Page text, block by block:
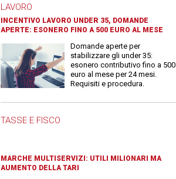
LAVORO
INCENTIVO LAVORO UNDER 35, DOMANDE
APERTE: ESONERO FINO A 500 EURO AL MESE
Domande aperte per
stabilizzare gli under 35:
esonero contributivo fino a 500
euro al mese per 24 mesi.
Requisiti e procedura.
TASSE E FISCO
MARCHE MULTISERVIZI: UTILI MILIONARI MA
AUMENTO DELLA TARI